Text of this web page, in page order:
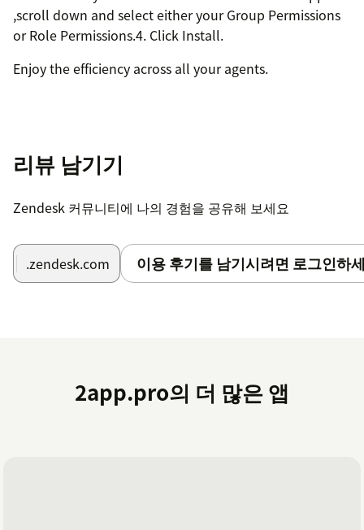
,scroll down and select either your Group Permissions
or Role Permissions.4. Click Install.
Enjoy the efficiency across all your agents.
리뷰 남기기
Zendesk 커뮤니티에 나의 경험을 공유해 보세요
.zendesk.com 이용 후기를 남기시려면 로그인하
2app.pro의 더 많은 앱